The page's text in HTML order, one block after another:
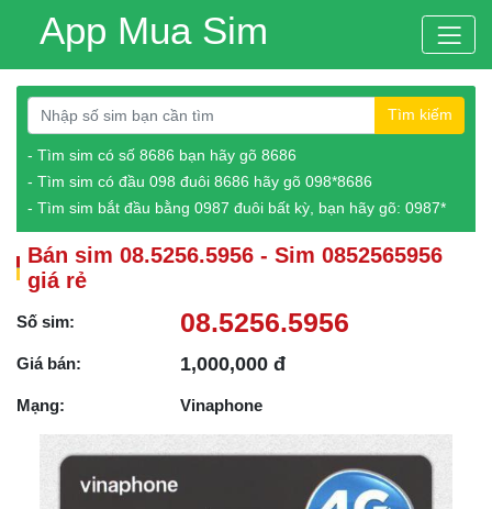
App Mua Sim
Tìm kiếm
- Tìm sim có số 8686 bạn hãy gõ 8686
- Tìm sim có đầu 098 đuôi 8686 hãy gõ 098*8686
- Tìm sim bắt đầu bằng 0987 đuôi bất kỳ, bạn hãy gõ: 0987*
Bán sim 08.5256.5956 - Sim 0852565956
giá rẻ
Số sim: 08.5256.5956
Giá bán: 1,000,000 đ
Mạng: Vinaphone